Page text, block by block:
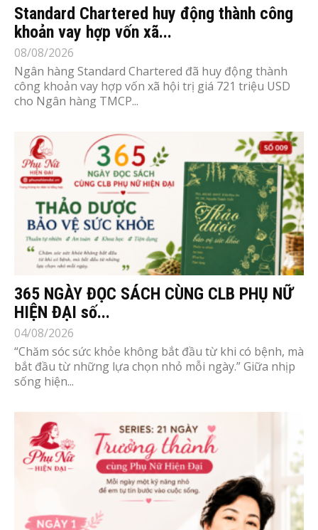
Standard Chartered huy động thành công
khoản vay hợp vốn xã...
08/08/2026
Ngân hàng Standard Chartered đã huy động thành
công khoản vay hợp vốn xã hội trị giá 721 triệu USD
cho Ngân hàng TMCP...
365 NGÀY ĐỌC SÁCH CÙNG CLB PHỤ NỮ
HIỆN ĐẠI số...
04/08/2026
“Chăm sóc sức khỏe không bắt đầu từ khi có bệnh, mà
bắt đầu từ những lựa chọn nhỏ mỗi ngày.” Giữa nhịp
sống hiện...